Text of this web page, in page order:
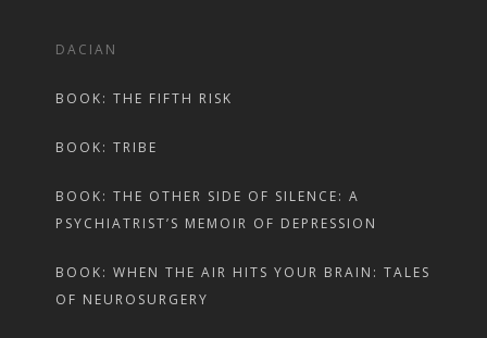
DACIAN
BOOK: THE FIFTH RISK
BOOK: TRIBE
BOOK: THE OTHER SIDE OF SILENCE: A
PSYCHIATRIST’S MEMOIR OF DEPRESSION
BOOK: WHEN THE AIR HITS YOUR BRAIN: TALES
OF NEUROSURGERY